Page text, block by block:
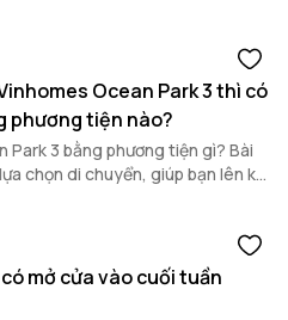
Ocean Park 3 thì có
phương tiện nào?
Park 3 bằng phương tiện gì? Bài
chọn di chuyển, giúp bạn lên kế
mở cửa vào cuối tuần